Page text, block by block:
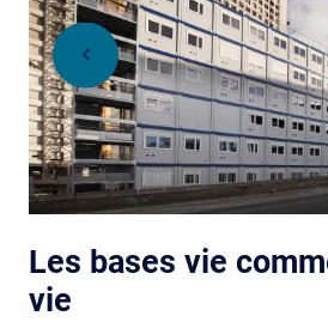
Les bases vie
vie